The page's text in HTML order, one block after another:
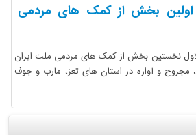
اولین بخش از کمک های مردمی
نخستین بخش از کمک های مردمی ملت ایران
شهید، مجروح و آواره در استان های تعز، مارب و جوف